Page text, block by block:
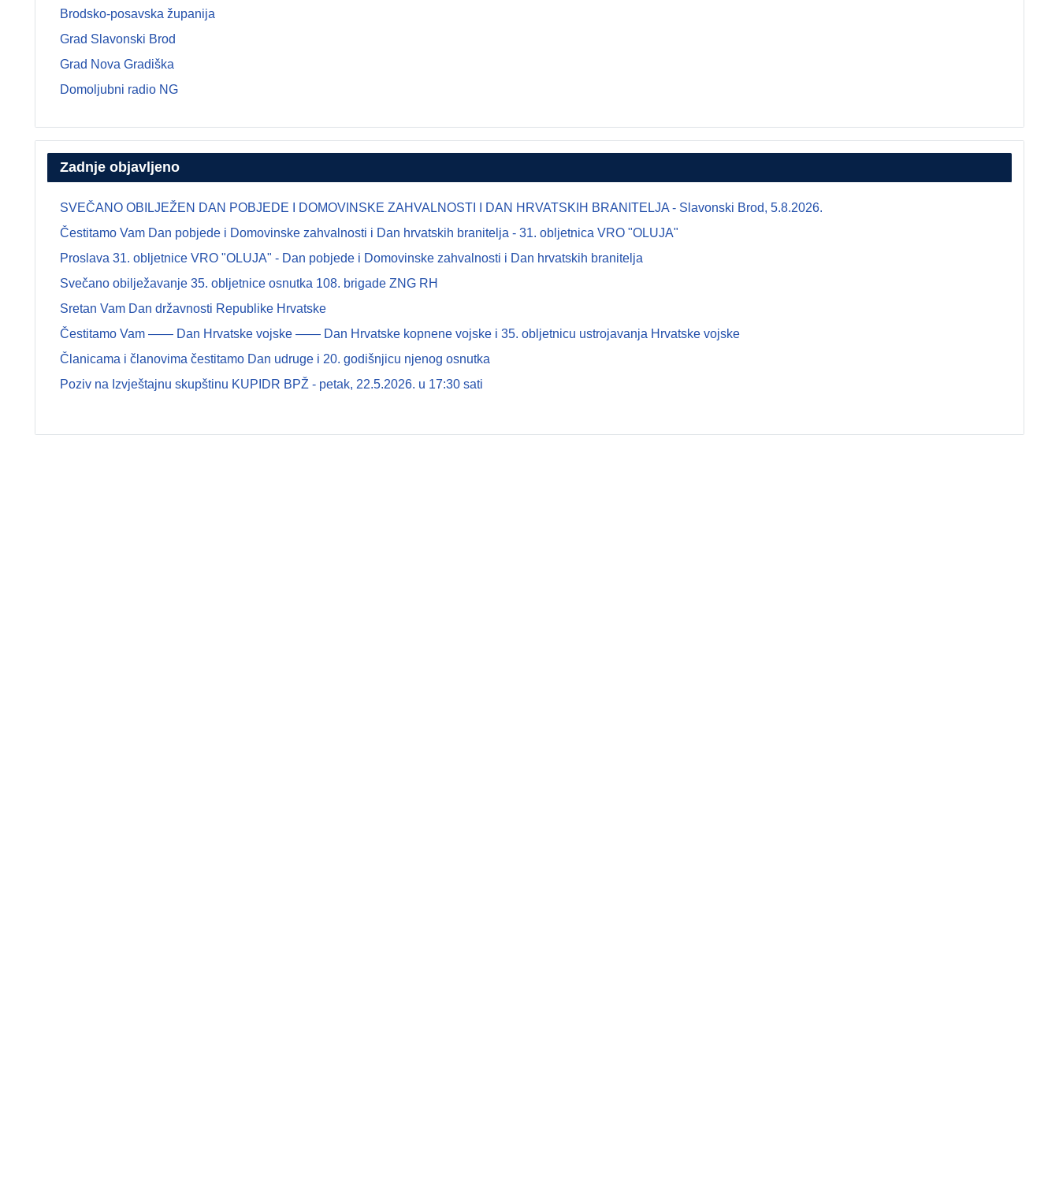
Brodsko-posavska županija
Grad Slavonski Brod
Grad Nova Gradiška
Domoljubni radio NG
Zadnje objavljeno
SVEČANO OBILJEŽEN DAN POBJEDE I DOMOVINSKE ZAHVALNOSTI I DAN HRVATSKIH BRANITELJA - Slavonski Brod, 5.8.2026.
Čestitamo Vam Dan pobjede i Domovinske zahvalnosti i Dan hrvatskih branitelja - 31. obljetnica VRO "OLUJA"
Proslava 31. obljetnice VRO "OLUJA" - Dan pobjede i Domovinske zahvalnosti i Dan hrvatskih branitelja
Svečano obilježavanje 35. obljetnice osnutka 108. brigade ZNG RH
Sretan Vam Dan državnosti Republike Hrvatske
Čestitamo Vam —— Dan Hrvatske vojske —— Dan Hrvatske kopnene vojske i 35. obljetnicu ustrojavanja Hrvatske vojske
Članicama i članovima čestitamo Dan udruge i 20. godišnjicu njenog osnutka
Poziv na Izvještajnu skupštinu KUPIDR BPŽ - petak, 22.5.2026. u 17:30 sati